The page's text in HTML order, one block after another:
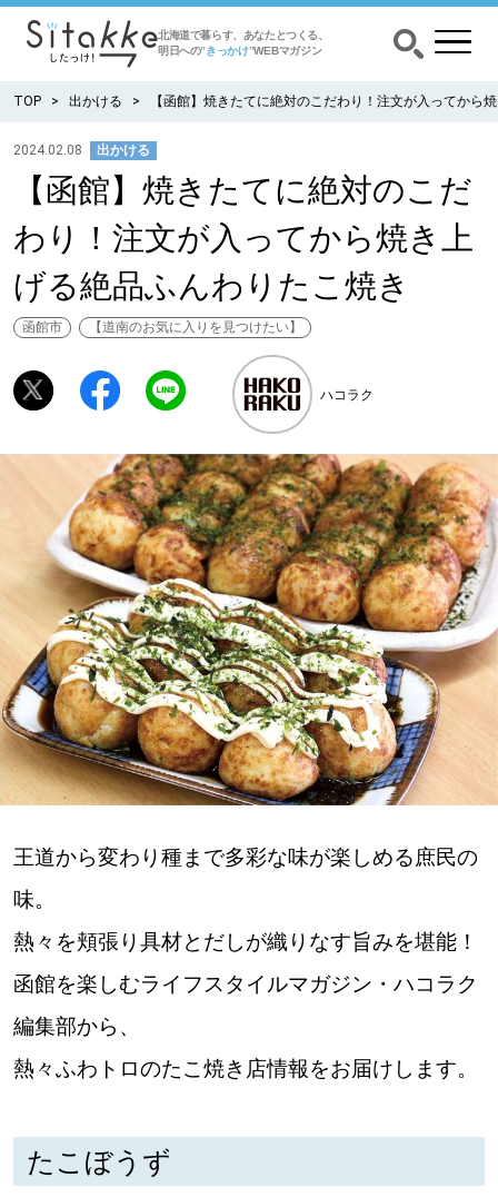
北海道で暮らす、あなたとつくる、
明日への”きっかけ”WEBマガジン
CATEGORY カテゴリー
食べる
出かける
暮らす
深める
ゆるむ
SitakkeTV
LOCAL ローカルエリア
all
札幌
道南
道東
KEYWORD キーワード
TOP 出かける 【函館】焼きたてに絶対のこだわり！注文が入ってから
2024.02.08 出かける
【函館】焼きたてに絶対のこだ
わり！注文が入ってから焼き上
げる絶品ふんわりたこ焼き
函館市 【道南のお気に入りを見つけたい】
ハコラク
王道から変わり種まで多彩な味が楽しめる庶民の
味。
熱々を頬張り具材とだしが織りなす旨みを堪能！
函館を楽しむライフスタイルマガジン・ハコラク
編集部から、
熱々ふわトロのたこ焼き店情報をお届けします。
たこぼうず